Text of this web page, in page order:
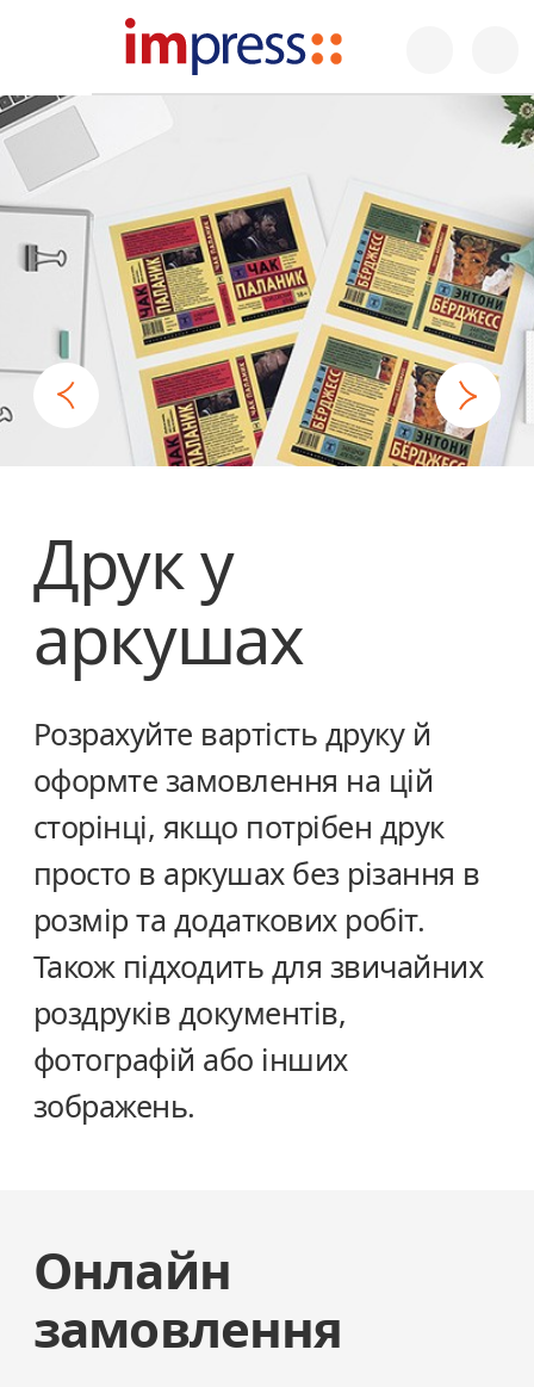
Друк у
аркушах
Розрахуйте вартість друку й
оформте замовлення на цій
сторінці, якщо потрібен друк
просто в аркушах без різання в
розмір та додаткових робіт.
Також підходить для звичайних
роздруків документів,
фотографій або інших
зображень.
Онлайн
замовлення